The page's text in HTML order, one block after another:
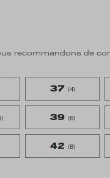
recommandons de
37 (4)
39 (6)
42 (8)